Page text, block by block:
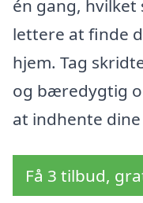
én gang,
lettere at finde
hjem. Tag
og bæredygtig
at indhente
Få 3 tilbud,